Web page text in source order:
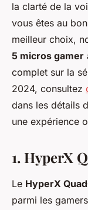
la clarté de la
vous êtes au
meilleur choix,
5 micros gamer
complet sur la
2024, consultez
dans les détails
une expérience
1. HyperX
Le HyperX
parmi les